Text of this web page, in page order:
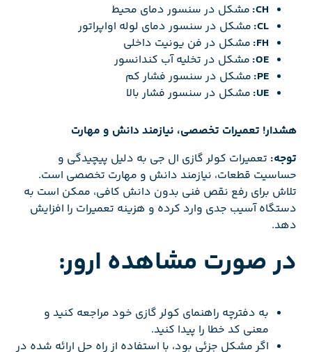
CH: مشکل در سنسور دمای محیط
CL: مشکل در سنسور دمای لوله اواپراتور
FH: مشکل در فن یونیت داخلی
OE: مشکل در تخلیه آب کندانسور
PE: مشکل در سنسور فشار کم
UE: مشکل در سنسور فشار بالا
هشدار! تعمیرات تخصصی، نیازمند دانش و مهارت
توجه: تعمیرات کولر گازی ال جی به دلیل پیچیدگی و
حساسیت قطعات، نیازمند دانش و مهارت تخصصی است.
تلاش برای رفع نقص فنی بدون دانش کافی، ممکن است به
دستگاه آسیب جدی وارد کرده و هزینه تعمیرات را افزایش
دهد.
در صورت مشاهده ارور:
به دفترچه راهنمای کولر گازی خود مراجعه کنید و
معنی کد خطا را پیدا کنید.
اگر مشکل جزئی بود، با استفاده از راه حل ارائه شده در